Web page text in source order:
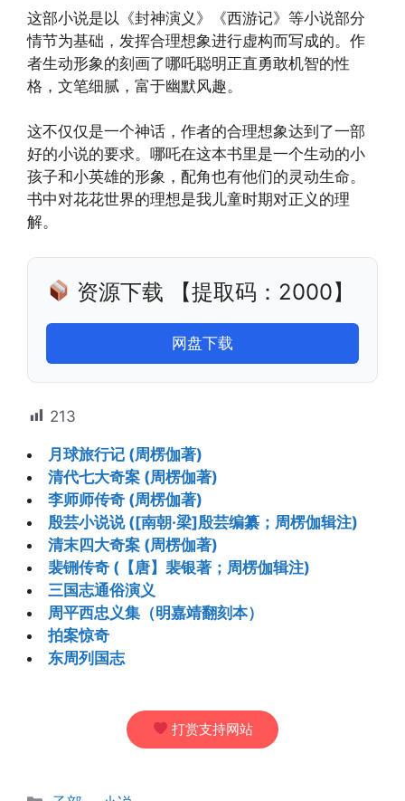
这部小说是以《封神演义》《西游记》等小说部分
情节为基础，发挥合理想象进行虚构而写成的。作
者生动形象的刻画了哪吒聪明正直勇敢机智的性
格，文笔细腻，富于幽默风趣。
这不仅仅是一个神话，作者的合理想象达到了一部
好的小说的要求。哪吒在这本书里是一个生动的小
孩子和小英雄的形象，配角也有他们的灵动生命。
书中对花花世界的理想是我儿童时期对正义的理
解。
资源下载 【提取码：2000】
网盘下载
213
月球旅行记 (周楞伽著)
清代七大奇案 (周楞伽著)
李师师传奇 (周楞伽著)
殷芸小说说 ([南朝·梁]殷芸编纂；周楞伽辑注)
清末四大奇案 (周楞伽著)
裴铏传奇 (【唐】裴银著；周楞伽辑注)
三国志通俗演义
周平西忠义集（明嘉靖翻刻本）
拍案惊奇
东周列国志
打赏支持网站